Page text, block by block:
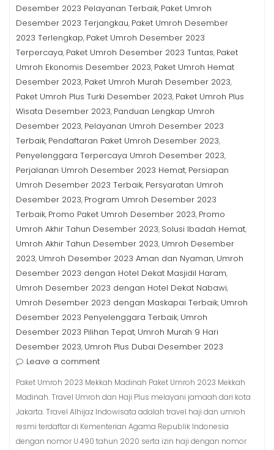
Desember 2023 Pelayanan Terbaik, Paket Umroh
Desember 2023 Terjangkau, Paket Umroh Desember
2023 Terlengkap, Paket Umroh Desember 2023
Terpercaya, Paket Umroh Desember 2023 Tuntas, Paket
Umroh Ekonomis Desember 2023, Paket Umroh Hemat
Desember 2023, Paket Umroh Murah Desember 2023,
Paket Umroh Plus Turki Desember 2023, Paket Umroh Plus
Wisata Desember 2023, Panduan Lengkap Umroh
Desember 2023, Pelayanan Umroh Desember 2023
Terbaik, Pendaftaran Paket Umroh Desember 2023,
Penyelenggara Terpercaya Umroh Desember 2023,
Perjalanan Umroh Desember 2023 Hemat, Persiapan
Umroh Desember 2023 Terbaik, Persyaratan Umroh
Desember 2023, Program Umroh Desember 2023
Terbaik, Promo Paket Umroh Desember 2023, Promo
Umroh Akhir Tahun Desember 2023, Solusi Ibadah Hemat,
Umroh Akhir Tahun Desember 2023, Umroh Desember
2023, Umroh Desember 2023 Aman dan Nyaman, Umroh
Desember 2023 dengan Hotel Dekat Masjidil Haram,
Umroh Desember 2023 dengan Hotel Dekat Nabawi,
Umroh Desember 2023 dengan Maskapai Terbaik, Umroh
Desember 2023 Penyelenggara Terbaik, Umroh
Desember 2023 Pilihan Tepat, Umroh Murah 9 Hari
Desember 2023, Umroh Plus Dubai Desember 2023
Leave a comment
Paket Umroh 2023 Mekkah Madinah Paket Umroh 2023 Mekkah
Madinah. Travel Umroh dan Haji Plus melayani jamaah dari kota
Jakarta. Travel Alhijaz Indowisata adalah travel haji dan umroh
resmi terdaftar di Kementerian Agama Republik Indonesia
dengan nomor U.490 tahun 2020 serta izin haji dengan nomor